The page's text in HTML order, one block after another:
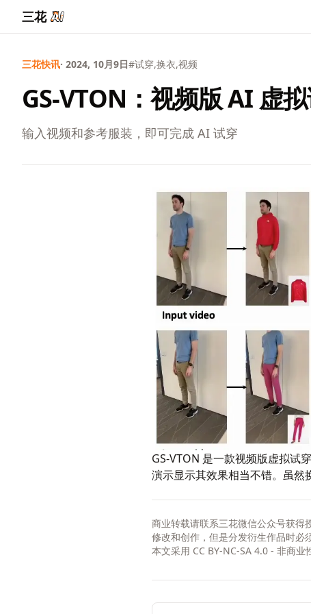
三花
三花快讯· 2024, 10月9日#试穿,换衣,视频
GS-VTON：视频版 AI 虚
输入视频和参考服装，即可完成 AI 试穿
GS-VTON 是一款视频版虚拟试
演示显示其效果相当不错。虽
商业转载请联系三花微信公众号获得
修改和创作，但是分发衍生作品时必
本文采用 CC BY-NC-SA 4.0 - 非商